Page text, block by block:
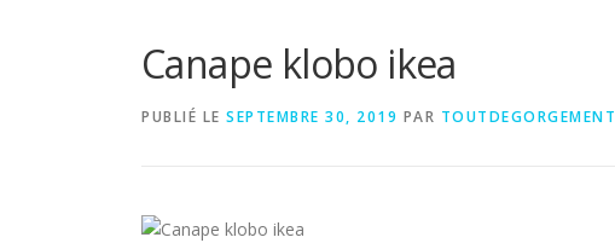
Canape klobo ikea
PUBLIÉ LE SEPTEMBRE 30, 2019 PAR TOUTDEGORGEMENT